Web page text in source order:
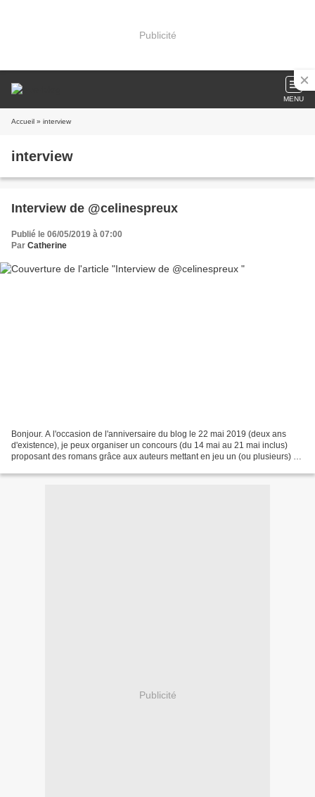
Publicité
MENU
Accueil » interview
interview
Interview de @celinespreux
Publié le 06/05/2019 à 07:00
Par Catherine
Bonjour. A l'occasion de l'anniversaire du blog le 22 mai 2019 (deux ans
d'existence), je peux organiser un concours (du 14 mai au 21 mai inclus)
proposant des romans grâce aux auteurs mettant en jeu un (ou plusieurs) de
Publicité